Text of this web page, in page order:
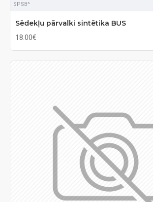
SPSB^
Sēdekļu pārvalki sintētika BUS
18.00€